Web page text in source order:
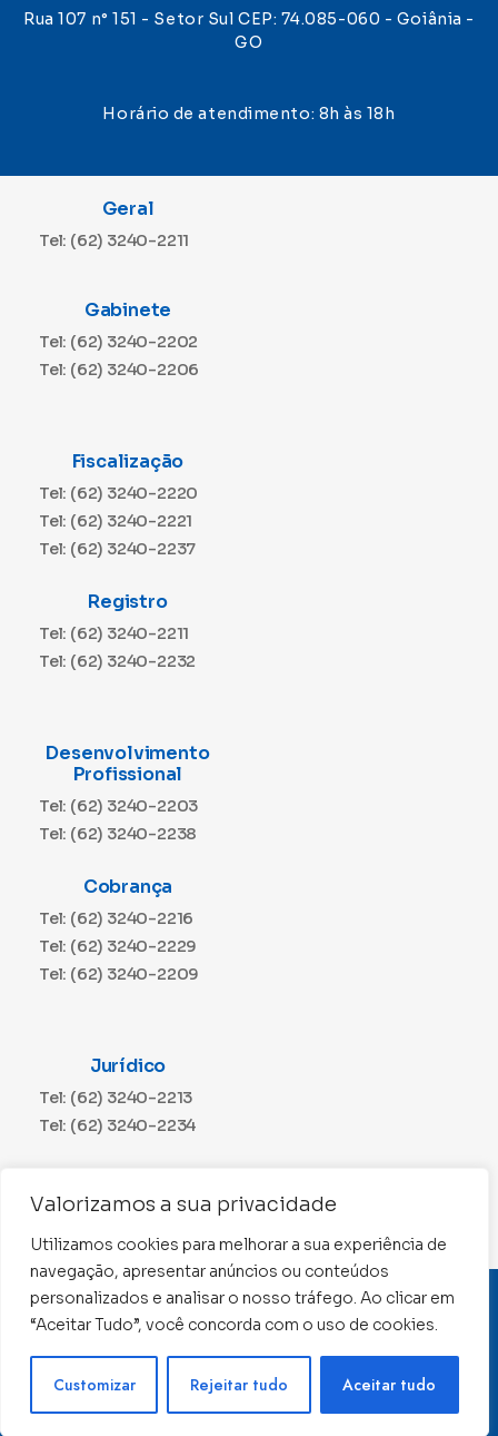
Valorizamos a sua privacidade
Utilizamos cookies para melhorar a sua experiência de
navegação, apresentar anúncios ou conteúdos
personalizados e analisar o nosso tráfego. Ao clicar em
“Aceitar Tudo”, você concorda com o uso de cookies.
Customizar Rejeitar tudo Aceitar tudo
Rua 107 n° 151 - Setor Sul CEP: 74.085-060 - Goiânia -
GO
Horário de atendimento: 8h às 18h
Geral
Tel: (62) 3240-2211
Gabinete
Tel: (62) 3240-2202
Tel: (62) 3240-2206
Fiscalização
Tel: (62) 3240-2220
Tel: (62) 3240-2221
Tel: (62) 3240-2237
Registro
Tel: (62) 3240-2211
Tel: (62) 3240-2232
Desenvolvimento
Profissional
Tel: (62) 3240-2203
Tel: (62) 3240-2238
Cobrança
Tel: (62) 3240-2216
Tel: (62) 3240-2229
Tel: (62) 3240-2209
Jurídico
Tel: (62) 3240-2213
Tel: (62) 3240-2234
Tel: (62) 3240-2230
CNPJ: 01.015.676/0001-11
Conselho Regional de Contabilidade de Goiás 2022 –
Todos os direitos reservados
Precisa de ajuda ?